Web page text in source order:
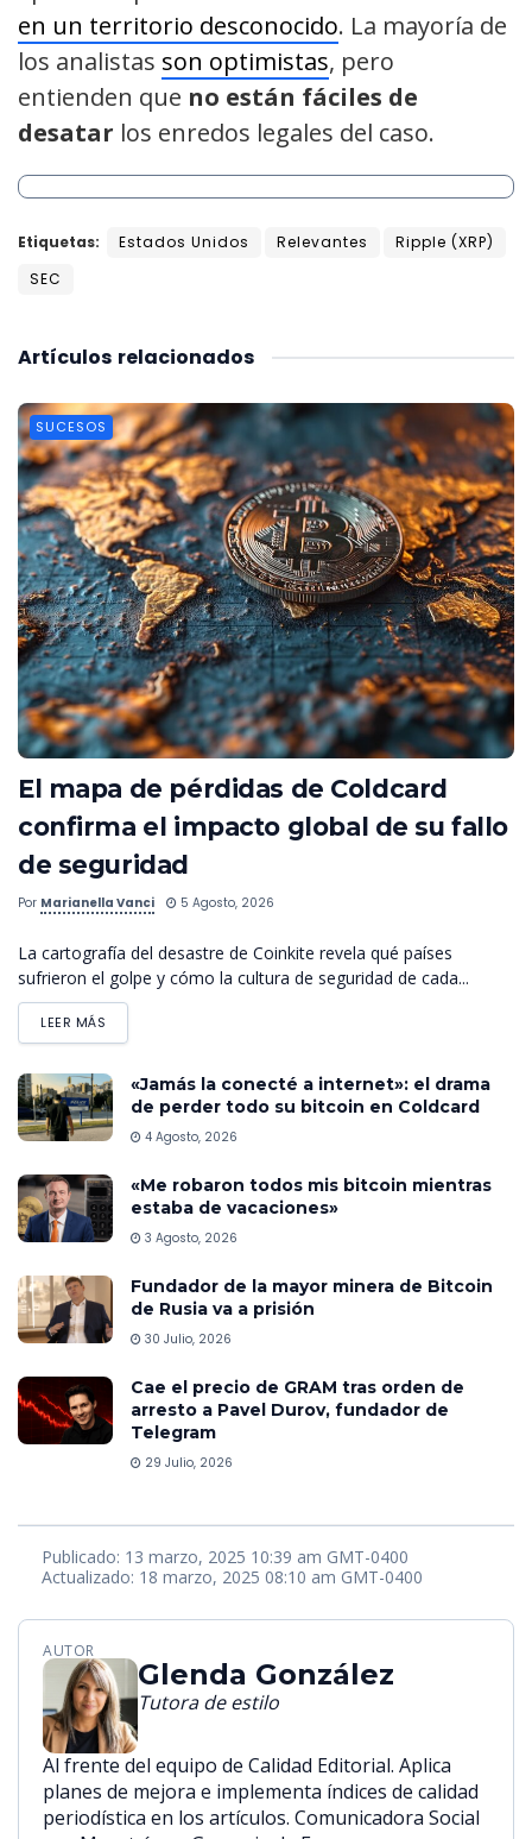
en un territorio desconocido. La mayoría de
los analistas son optimistas, pero
entienden que no están fáciles de
desatar los enredos legales del caso.
Etiquetas: Estados Unidos Relevantes
Ripple (XRP)
SEC
relacionados
Artículos
SUCESOS
El mapa de pérdidas de Coldcard
confirma el impacto global de su fallo
de seguridad
Por Marianella Vanci 5 Agosto, 2026
La cartografía del desastre de Coinkite revela qué países
sufrieron el golpe y cómo la cultura de seguridad de cada...
LEER MÁS
«Jamás la conecté a internet»: el drama
de perder todo su bitcoin en Coldcard
4 Agosto, 2026
«Me robaron todos mis bitcoin mientras
estaba de vacaciones»
3 Agosto, 2026
Fundador de la mayor minera de Bitcoin
de Rusia va a prisión
30 Julio, 2026
Cae el precio de GRAM tras orden de
arresto a Pavel Durov, fundador de
Telegram
29 Julio, 2026
Publicado: 13 marzo, 2025 10:39 am GMT-0400
Actualizado: 18 marzo, 2025 08:10 am GMT-0400
AUTOR
Glenda González
Tutora de estilo
Al frente del equipo de Calidad Editorial. Aplica
planes de mejora e implementa índices de calidad
periodística en los artículos. Comunicadora Social